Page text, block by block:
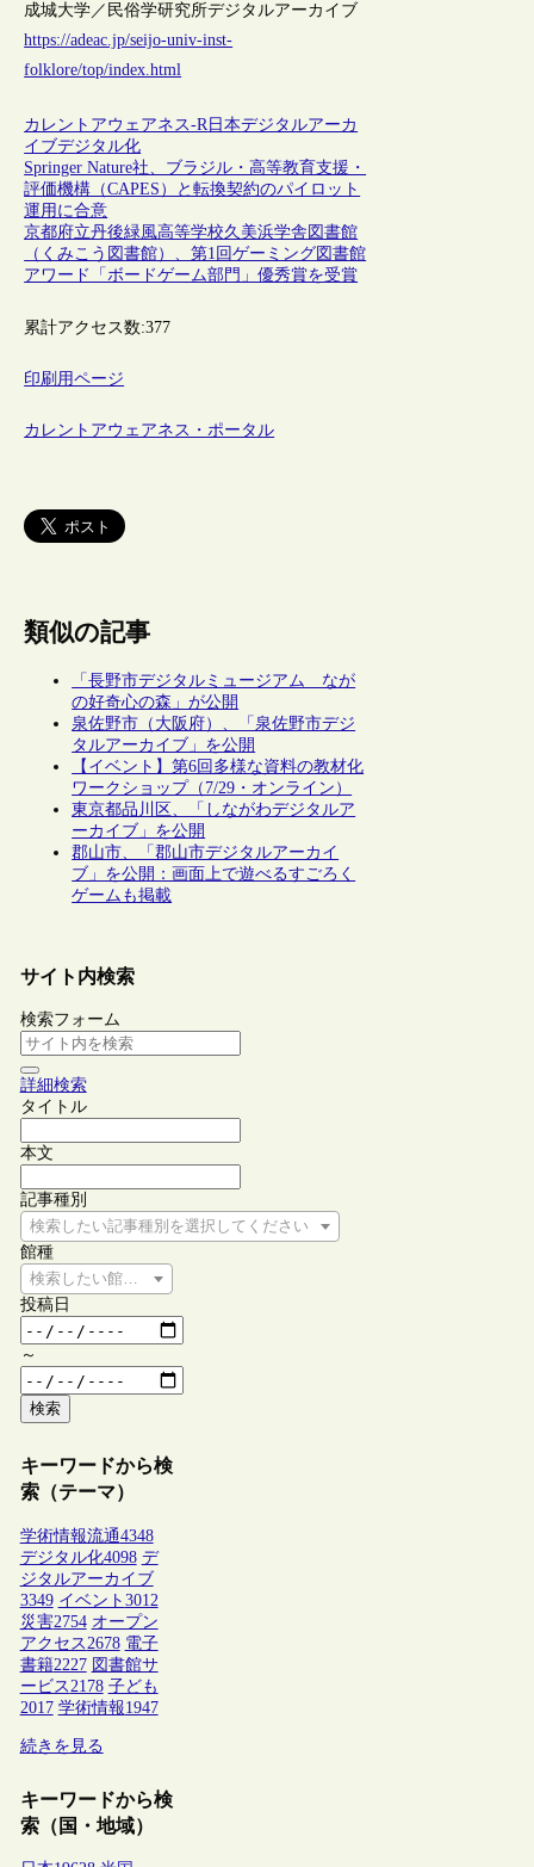
成城大学／民俗学研究所デジタルアーカイブ
https://adeac.jp/seijo-univ-inst-
folklore/top/index.html
カレントアウェアネス-R日本デジタルアーカ
イブデジタル化
Springer Nature社、ブラジル・高等教育支援・
評価機構（CAPES）と転換契約のパイロット
運用に合意
京都府立丹後緑風高等学校久美浜学舎図書館
（くみこう図書館）、第1回ゲーミング図書館
アワード「ボードゲーム部門」優秀賞を受賞
累計アクセス数:377
印刷用ページ
カレントアウェアネス・ポータル
類似の記事
「長野市デジタルミュージアム なが
の好奇心の森」が公開
泉佐野市（大阪府）、「泉佐野市デジ
タルアーカイブ」を公開
【イベント】第6回多様な資料の教材化
ワークショップ（7/29・オンライン）
東京都品川区、「しながわデジタルア
ーカイブ」を公開
郡山市、「郡山市デジタルアーカイ
ブ」を公開：画面上で遊べるすごろく
ゲームも掲載
サイト内検索
検索フォーム
詳細検索
タイトル
本文
記事種別
検索したい記事種別を選択してください
館種
検索したい館種を選択してください
投稿日
～
検索
キーワードから検
索（テーマ）
学術情報流通4348
デジタル化4098 デ
ジタルアーカイブ
3349 イベント 3012
災害2754 オープン
アクセス 2678 電子
書籍2227 図書館サ
ービス 2178 子ども
2017 学術情報1947
続きを見る
キーワードから検
索（国・地域）